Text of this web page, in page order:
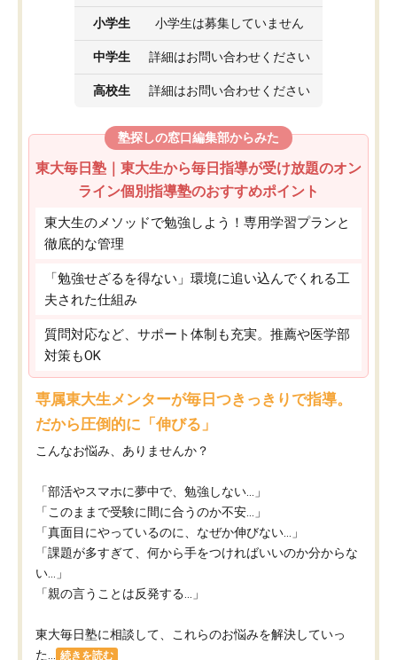
小学生 小学生は募集していません
中学生 詳細はお問い合わせください
高校生 詳細はお問い合わせください
塾探しの窓口編集部からみた
東大毎日塾｜東大生から毎日指導が受け放題のオン
ライン個別指導塾のおすすめポイント
東大生のメソッドで勉強しよう！専用学習プランと
徹底的な管理
「勉強せざるを得ない」環境に追い込んでくれる工
夫された仕組み
質問対応など、サポート体制も充実。推薦や医学部
対策もOK
専属東大生メンターが毎日つきっきりで指導。
だから圧倒的に「伸びる」
こんなお悩み、ありませんか？
「部活やスマホに夢中で、勉強しない…」
「このままで受験に間に合うのか不安…」
「真面目にやっているのに、なぜか伸びない…」
「課題が多すぎて、何から手をつければいいのか分からな
い…」
「親の言うことは反発する…」
東大毎日塾に相談して、これらのお悩みを解決していっ
た...
続きを読む